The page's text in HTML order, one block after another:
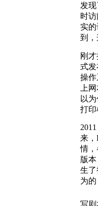
发
时
实
到，
刚
式发
操
上
以
打印
来
情
版
生
为
写